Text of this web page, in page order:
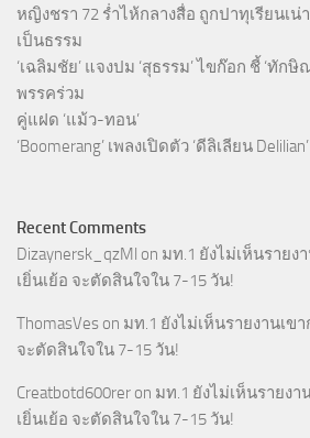
หญิงชรา 72 ร่ำไห้กลางสื่อ ถูกปาทุเรียนเน่
เป็นธรรม
‘เฉลิมชัย’ แจงปม ‘สุธรรม’ ไขก๊อก ชี้ ‘ทัก
พรรคร่วม
คู่แฝด ‘แม้ว-ทอน’
‘Boomerang’ เพลงเปิดตัว ‘ดีลิเลียน
Recent Comments
Dizaynersk_qzMl on มท.1 ยังไม่เห็นรายง
เยิ่นเย้อ จะตัดสินใจใน 7-15 วัน!
ThomasVes on มท.1 ยังไม่เห็นรายงานเข
จะตัดสินใจใน 7-15 วัน!
Creatbotd600rer on มท.1 ยังไม่เห็นรายงา
เยิ่นเย้อ จะตัดสินใจใน 7-15 วัน!